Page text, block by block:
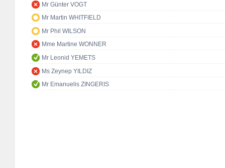
Mr Günter VOGT
Mr Martin WHITFIELD
Mr Phil WILSON
Mme Martine WONNER
Mr Leonid YEMETS
Ms Zeynep YILDIZ
Mr Emanuelis ZINGERIS